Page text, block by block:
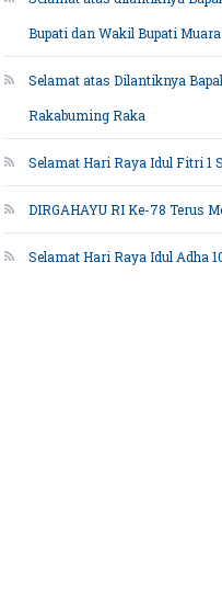
Bupati dan Wakil Bupati
Selamat atas Dilantiknya
Rakabuming Raka
Selamat Hari Raya Idul Fitri 1
DIRGAHAYU RI Ke-78 Terus
Selamat Hari Raya Idul Adha